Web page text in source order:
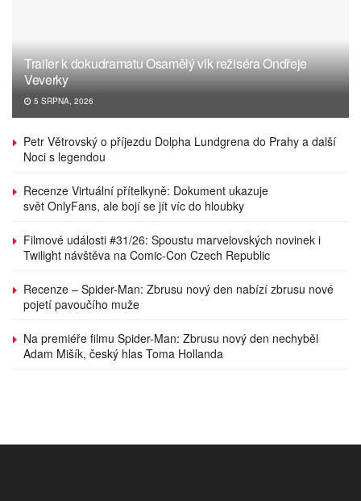
Trailer k dokudramatu Osamělý vlk režiséra Ondřeje
Veverky
5 SRPNA, 2026
Petr Větrovský o příjezdu Dolpha Lundgrena do Prahy a další
Noci s legendou
Recenze Virtuální přítelkyně: Dokument ukazuje
svět OnlyFans, ale bojí se jít víc do hloubky
Filmové události #31/26: Spoustu marvelovských novinek i
Twilight návštěva na Comic-Con Czech Republic
Recenze – Spider-Man: Zbrusu nový den nabízí zbrusu nové
pojetí pavoučího muže
Na premiéře filmu Spider-Man: Zbrusu nový den nechyběl
Adam Mišík, český hlas Toma Hollanda